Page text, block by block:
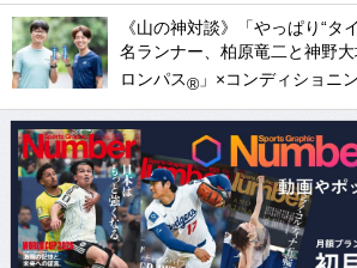
《山の神対談》「やっぱり“タ
名ランナー、柏原竜二と神野
ロンパス® 」×コンディショニ